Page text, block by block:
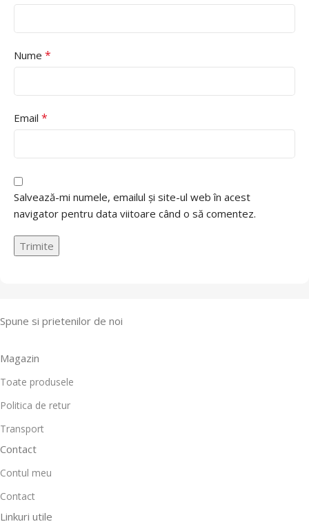
Nume *
Email *
Salvează-mi numele, emailul și site-ul web în acest
navigator pentru data viitoare când o să comentez.
Spune si prietenilor de noi
Magazin
Toate produsele
Politica de retur
Transport
Contact
Contul meu
Contact
Linkuri utile